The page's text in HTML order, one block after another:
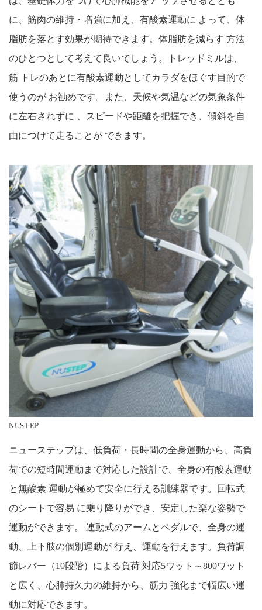
に、筋肉の維持・増強に加え、有酸素運動に よって、体
脂肪を落とす効果が期待できます。体脂肪を減らす 方法
のひとつとして考えて良いでしょう。トレッドミルは、
筋 トレのあとに有酸素運動としてカラダをほぐす目的で
使うのが お勧めです。また、天候や気温などの気象条件
に左右されずに 、スピードや距離を把握でき、傾斜を自
由につけて走ることが できます。
NUSTEP
ニューステップは、低負荷・長時間の全身運動から、高負
荷での短時間運動まで対応した設計で、全身の有酸素運動
と無酸素 運動が極めて安全に行える訓練器です。回転式
のシートで容易 に乗り降りができ、安定した楽な姿勢で
運動ができます。 連動式のアームとペダルで、全身の運
動、上下肢の個別運動が 行え、運動を行えます。負荷調
節レバー（10段階）による負荷 対応5ワット～800ワット
と広く、心肺持久力の維持から、筋力 強化まで幅広い運
動に対応できます。